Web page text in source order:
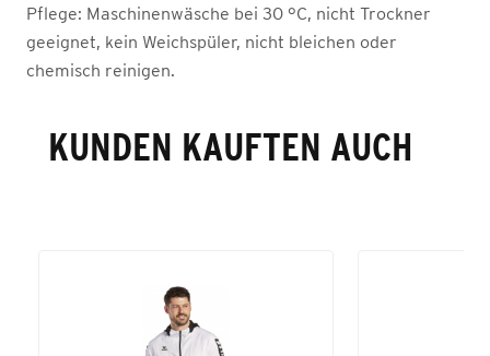
Pflege: Maschinenwäsche bei 30 °C, nicht Trockner
geeignet, kein Weichspüler, nicht bleichen oder
chemisch reinigen.
KUNDEN KAUFTEN AUCH